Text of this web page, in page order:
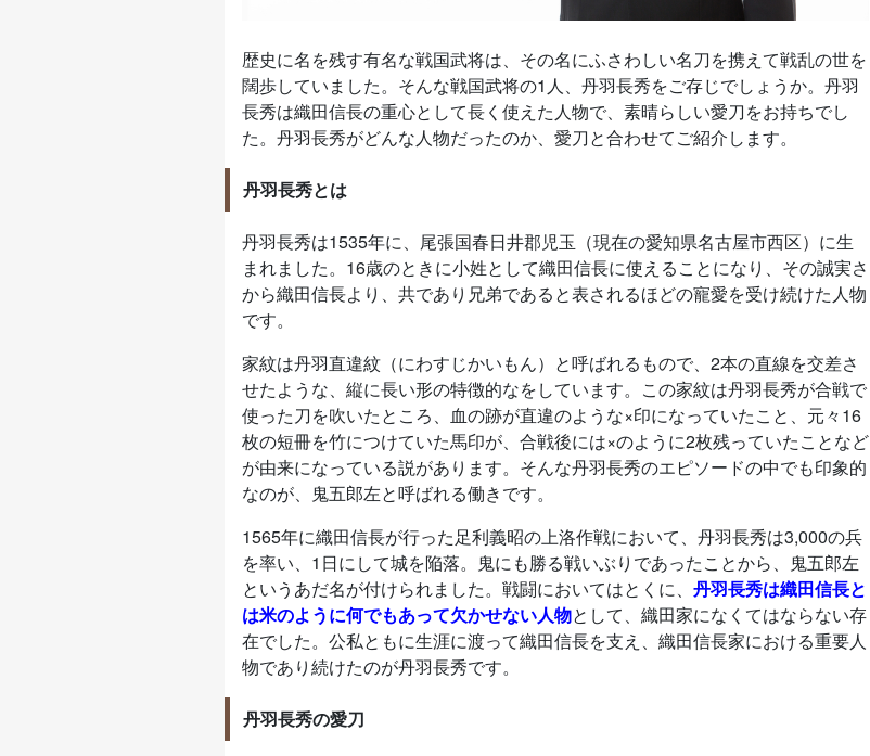
歴史に名を残す有名な戦国武将は、その名にふさわしい名刀を携えて戦乱の世を
闊歩していました。そんな戦国武将の1人、丹羽長秀をご存じでしょうか。丹羽
長秀は織田信長の重心として長く使えた人物で、素晴らしい愛刀をお持ちでし
た。丹羽長秀がどんな人物だったのか、愛刀と合わせてご紹介します。
丹羽長秀とは
丹羽長秀は1535年に、尾張国春日井郡児玉（現在の愛知県名古屋市西区）に生
まれました。16歳のときに小姓として織田信長に使えることになり、その誠実さ
から織田信長より、共であり兄弟であると表されるほどの寵愛を受け続けた人物
です。
家紋は丹羽直違紋（にわすじかいもん）と呼ばれるもので、2本の直線を交差さ
せたような、縦に長い形の特徴的なをしています。この家紋は丹羽長秀が合戦で
使った刀を吹いたところ、血の跡が直違のような×印になっていたこと、元々16
枚の短冊を竹につけていた馬印が、合戦後には×のように2枚残っていたことなど
が由来になっている説があります。そんな丹羽長秀のエピソードの中でも印象的
なのが、鬼五郎左と呼ばれる働きです。
1565年に織田信長が行った足利義昭の上洛作戦において、丹羽長秀は3,000の兵
を率い、1日にして城を陥落。鬼にも勝る戦いぶりであったことから、鬼五郎左
というあだ名が付けられました。戦闘においてはとくに、 丹羽長秀は織田信長と
は米のように何でもあって欠かせない人物として、織田家になくてはならない存
在でした。公私ともに生涯に渡って織田信長を支え、織田信長家における重要人
物であり続けたのが丹羽長秀です。
丹羽長秀の愛刀